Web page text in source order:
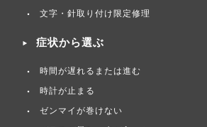
文字・針取り付け限定修理
症状から選ぶ
時間が遅れるまたは進む
時計が止まる
ゼンマイが巻けない